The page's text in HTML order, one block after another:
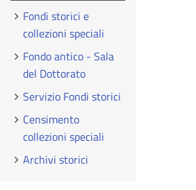
Fondi storici e
collezioni speciali
Fondo antico - Sala
del Dottorato
Servizio Fondi storici
Censimento
collezioni speciali
Archivi storici